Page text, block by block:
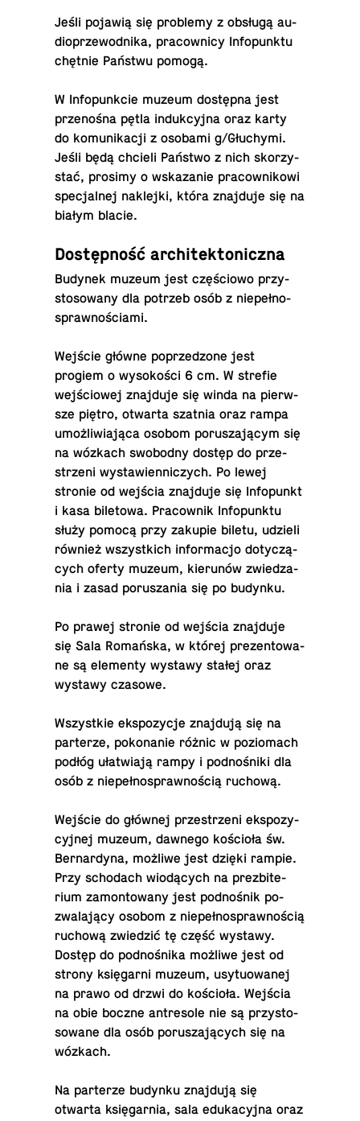
Jeśli pojawią się pro­ble­my z obsługą au­
dio­prze­wod­ni­ka, pra­cow­ni­cy In­fo­punk­tu
chętnie Państwu pomogą.
W In­fo­punk­cie muzeum do­stęp­na jest
prze­no­śna pętla in­duk­cyj­na oraz karty
do ko­mu­ni­ka­cji z osobami g/Głu­chy­mi.
Jeśli będą chcieli Państwo z nich sko­rzy­
stać, prosimy o wska­za­nie pra­cow­ni­ko­wi
spe­cjal­nej na­klej­ki, która znaj­du­je się na
białym blacie.
Do­stęp­ność architektoniczna
Budynek muzeum jest czę­ścio­wo przy­
sto­so­wa­ny dla potrzeb osób z nie­peł­no­
spraw­no­ścia­mi.
Wejście główne po­prze­dzo­ne jest
progiem o wy­so­ko­ści 6 cm. W strefie
wej­ścio­wej znaj­du­je się winda na pierw­
sze piętro, otwarta szatnia oraz rampa
umoż­li­wia­ją­ca osobom po­ru­sza­ją­cym się
na wózkach swo­bod­ny dostęp do prze­
strze­ni wy­sta­wien­ni­czych. Po lewej
stronie od wejścia znaj­du­je się In­fo­punkt
i kasa bi­le­to­wa. Pra­cow­nik In­fo­punk­tu
służy pomocą przy zakupie biletu, udzieli
również wszyst­kich in­for­ma­cjo do­ty­czą­
cych oferty muzeum, kie­ru­nów zwie­dza­
nia i zasad po­ru­sza­nia się po budynku.
Po prawej stronie od wejścia znaj­du­je
się Sala Ro­mań­ska, w której pre­zen­to­wa­
ne są ele­men­ty wystawy stałej oraz
wystawy czasowe.
Wszyst­kie eks­po­zy­cje znaj­du­ją się na
par­te­rze, po­ko­na­nie różnic w po­zio­mach
podłóg uła­twia­ją rampy i pod­no­śni­ki dla
osób z nie­peł­no­spraw­no­ścią ruchową.
Wejście do głównej prze­strze­ni eks­po­zy­
cyj­nej muzeum, dawnego ko­ścio­ła św.
Ber­nar­dy­na, możliwe jest dzięki rampie.
Przy scho­dach wio­dą­cych na pre­zbi­te­
rium za­mon­to­wa­ny jest pod­no­śnik po­
zwa­la­ją­cy osobom z nie­peł­no­spraw­no­ścią
ruchową zwie­dzić tę część wystawy.
Dostęp do pod­no­śni­ka możliwe jest od
strony księ­gar­ni muzeum, usy­tu­owa­nej
na prawo od drzwi do ko­ścio­ła. Wejścia
na obie boczne an­tre­so­le nie są przy­sto­
so­wa­ne dla osób po­ru­sza­ją­cych się na
wózkach.
Na par­te­rze budynku znaj­du­ją się
otwarta księ­gar­nia, sala edu­ka­cyj­na oraz